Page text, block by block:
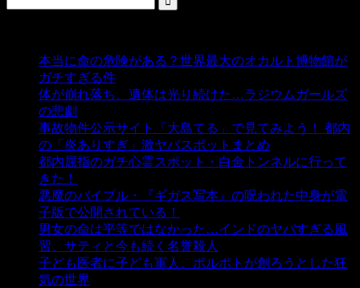
本当に命の危険がある？世界最大のオカルト博物館が
ガチすぎる件
体が崩れ落ち、遺体は光り続けた…ラジウムガールズ
の悲劇
事故物件公示サイト「大島てる」で見てみよう！ 都内
の「炎ありすぎ」激ヤバスポットまとめ
都内屈指のガチ心霊スポット・白金トンネルに行って
きた！
悪魔のバイブル・『ギガス写本』の呪われた中身が電
子版で公開されている！
男女の命は平等ではなかった…インドのヤバすぎる風
習、サティと今も続く名誉殺人
子ども医者に子ども軍人、ポルポトが創ろうとした狂
気の世界